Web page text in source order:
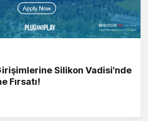
Silikon Vadisi'nde
Fırsatı!